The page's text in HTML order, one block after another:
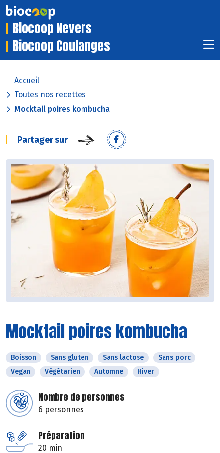
Biocoop Nevers
Biocoop Coulanges
Accueil
Toutes nos recettes
Mocktail poires kombucha
Partager sur
Mocktail poires kombucha
Boisson Sans gluten Sans lactose
Sans porc
Vegan
Végétarien Automne Hiver
Nombre de personnes
6 personnes
Préparation
20 min